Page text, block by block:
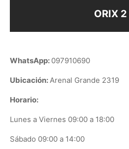
ORIX 2
WhatsApp: 097910690
Ubicación:Arenal Grande 2319
Horario:
Lunes a Viernes 09:00 a 18:00
Sábado 09:00 a 14:00